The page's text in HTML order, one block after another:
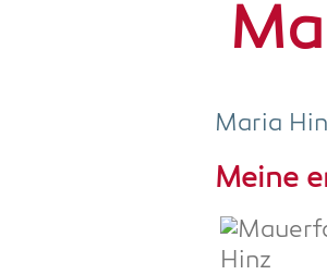
Maria
Mei­ne